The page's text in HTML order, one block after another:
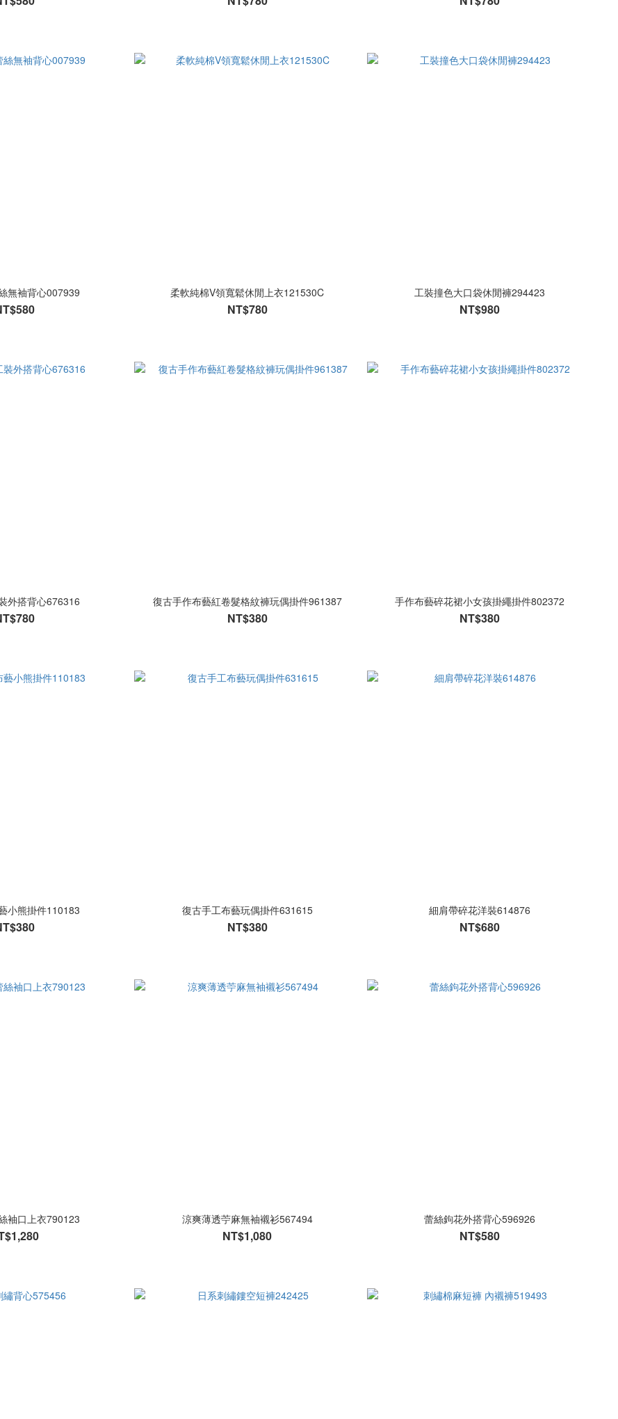
無袖背心007939 柔軟純棉V領寬鬆休閒上衣121530C
NT$780
工裝撞色大口袋休閒褲294423
NT$980
外搭背心676316 復古手作布藝紅卷髮格紋褲玩偶掛件961387
NT$380
手作布藝碎花裙小女孩掛繩掛件802372
NT$380
小熊掛件110183 復古手工布藝玩偶掛件631615
NT$380
細肩帶碎花洋裝614876
NT$680
袖口上衣790123 涼爽薄透苧麻無袖襯衫567494
NT$1,080
蕾絲鉤花外搭背心596926
NT$580